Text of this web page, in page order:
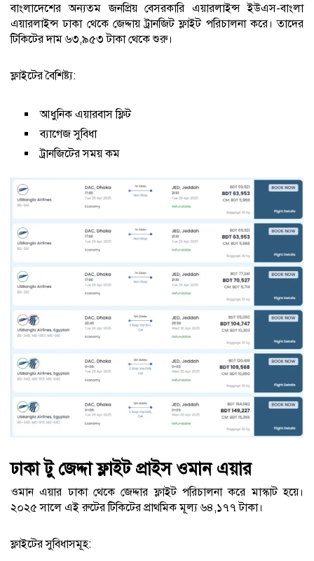
বাংলাদেশের অন্যতম জনপ্রিয় বেসরকারি এয়ারলাইন্স ইউএস-বাংলা
এয়ারলাইন্স ঢাকা থেকে জেদ্দায় ট্রানজিট ফ্লাইট পরিচালনা করে। তাদের
টিকিটের দাম ৬৩,৯৫৩ টাকা থেকে শুরু।
ফ্লাইটের বৈশিষ্ট্য:
আধুনিক এয়ারবাস ফ্লিট
ব্যাগেজ সুবিধা
ট্রানজিটের সময় কম
ঢাকা টু জেদ্দা ফ্লাইট প্রাইস ওমান এয়ার
ওমান এয়ার ঢাকা থেকে জেদ্দার ফ্লাইট পরিচালনা করে মাস্কাট হয়ে।
২০২৫ সালে এই রুটের টিকিটের প্রাথমিক মূল্য ৬৪,১৭৭ টাকা।
ফ্লাইটের সুবিধাসমূহ: